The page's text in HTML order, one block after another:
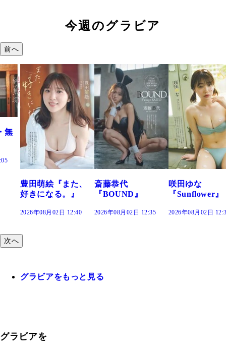
今週のグラビア
前へ
斎藤恭代
『BOUND』
2026年08月02日 12:35
咲田ゆな
『Sunflower』
2026年08月02日 12:30
藤水咲桜『花
だまり』
2026年08月02日
次へ
グラビアをもっと見る
グラビアを